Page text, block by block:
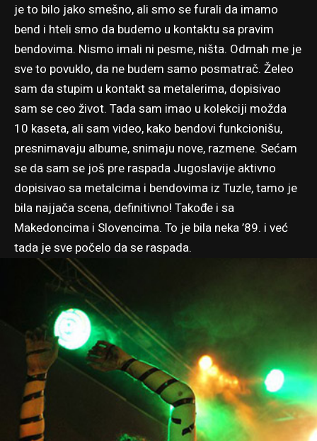
je to bilo jako smešno, ali smo se furali da imamo
bend i hteli smo da budemo u kontaktu sa pravim
bendovima. Nismo imali ni pesme, ništa. Odmah me je
sve to povuklo, da ne budem samo posmatrač. Želeo
sam da stupim u kontakt sa metalerima, dopisivao
sam se ceo život. Tada sam imao u kolekciji možda
10 kaseta, ali sam video, kako bendovi funkcionišu,
presnimavaju albume, snimaju nove, razmene. Sećam
se da sam se još pre raspada Jugoslavije aktivno
dopisivao sa metalcima i bendovima iz Tuzle, tamo je
bila najjača scena, definitivno! Takođe i sa
Makedoncima i Slovencima. To je bila neka ’89. i već
tada je sve počelo da se raspada.